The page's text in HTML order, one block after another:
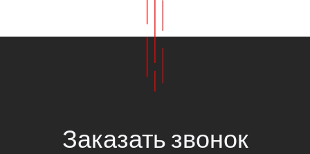
Заказать звонок